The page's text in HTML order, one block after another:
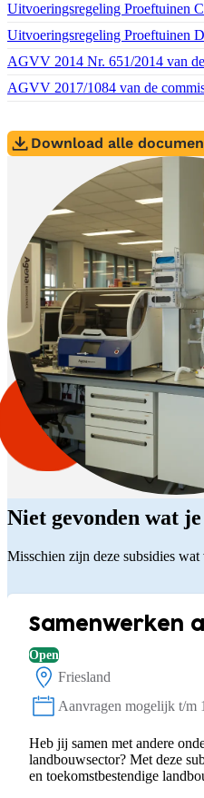
Download bestand:
Uitvoeringsregeling Proeftuinen
Download bestand:
Uitvoeringsregeling Proeftuinen
Download bestand:
AGVV 2014 Nr. 651/2014 van
Download bestand:
AGVV 2017/1084 van de
Download alle
Niet gevonden wat
Misschien zijn deze subsidies
Samenwerken
Open
Locatie:
Friesland
Status:
Aanvragen mogelijk t/m
Heb jij samen met andere
landbouwsector? Met deze
en toekomstbestendige